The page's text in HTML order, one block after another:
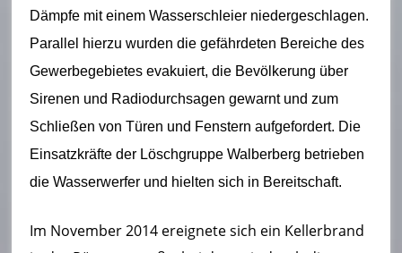
Dämpfe mit einem Wasserschleier niedergeschlagen.
Parallel hierzu wurden die gefährdeten Bereiche des
Gewerbegebietes evakuiert, die Bevölkerung über
Sirenen und Radiodurchsagen gewarnt und zum
Schließen von Türen und Fenstern aufgefordert. Die
Einsatzkräfte der Löschgruppe Walberberg betrieben
die Wasserwerfer und hielten sich in Bereitschaft.
Im November 2014 ereignete sich ein Kellerbrand